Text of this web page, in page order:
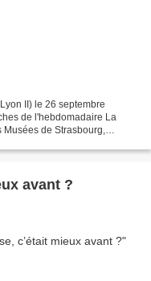
II) le 26 septembre
de l'hebdomadaire La
de Strasbourg,
avant ?